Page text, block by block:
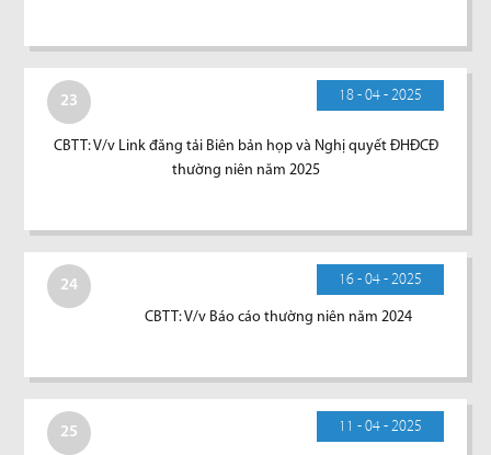
23 18 - 04 - 2025
CBTT: V/v Link đăng tải Biên bản họp và Nghị quyết ĐHĐCĐ
thường niên năm 2025
24 16 - 04 - 2025
CBTT: V/v Báo cáo thường niên năm 2024
25 11 - 04 - 2025